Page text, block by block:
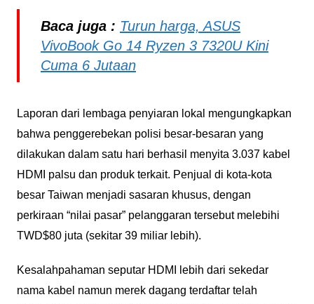
Baca juga : Turun harga, ASUS
VivoBook Go 14 Ryzen 3 7320U Kini
Cuma 6 Jutaan
Laporan dari lembaga penyiaran lokal mengungkapkan
bahwa penggerebekan polisi besar-besaran yang
dilakukan dalam satu hari berhasil menyita 3.037 kabel
HDMI palsu dan produk terkait. Penjual di kota-kota
besar Taiwan menjadi sasaran khusus, dengan
perkiraan “nilai pasar” pelanggaran tersebut melebihi
TWD$80 juta (sekitar 39 miliar lebih).
Kesalahpahaman seputar HDMI lebih dari sekedar
nama kabel namun merek dagang terdaftar telah